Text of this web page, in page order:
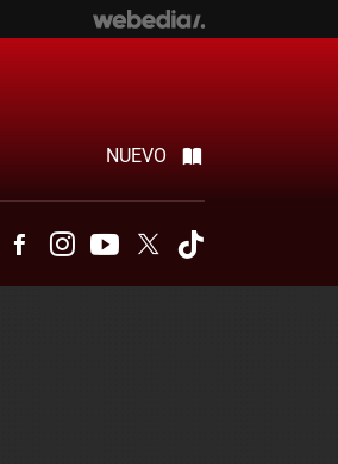
NUEVO
TelegramFacebookInstagramYoutubeTwitter